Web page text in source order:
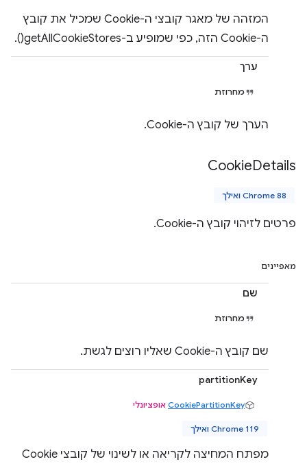
המזהה של מאגר קובצי ה-Cookie שמכיל את קובץ
ה-Cookie הזה, כפי שמופיע ב-getAllCookieStores().
ערך
מחרוזת
הערך של קובץ ה-Cookie.
CookieDetails
Chrome 88 ואילך
פרטים לזיהוי קובץ ה-Cookie.
מאפיינים
שם
מחרוזת
שם קובץ ה-Cookie שאליו רוצים לגשת.
partitionKey
CookiePartitionKey אופציונלי
Chrome 119 ואילך
מפתח המחיצה לקריאה או לשינוי של קובצי Cookie